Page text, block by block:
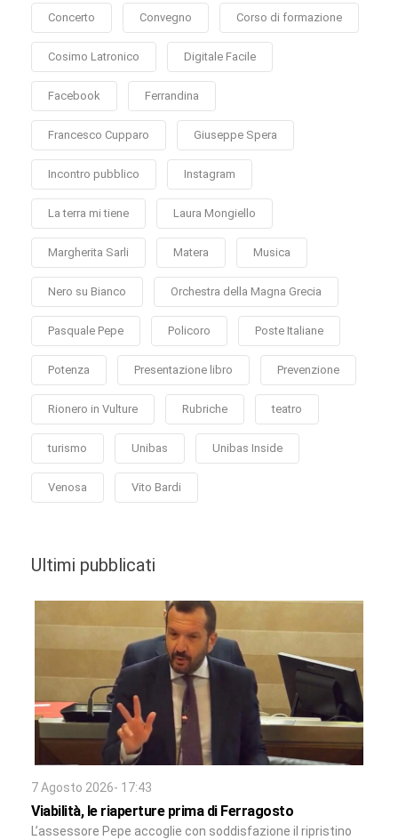
Concerto Convegno Corso di formazione
Cosimo Latronico Digitale Facile
Facebook Ferrandina
Francesco Cupparo Giuseppe Spera
Incontro pubblico Instagram
La terra mi tiene Laura Mongiello
Margherita Sarli Matera Musica
Nero su Bianco Orchestra della Magna Grecia
Pasquale Pepe Policoro Poste Italiane
Potenza Presentazione libro Prevenzione
Rionero in Vulture Rubriche teatro
turismo Unibas Unibas Inside
Venosa Vito Bardi
Ultimi pubblicati
7 Agosto 2026- 17:43
Viabilità, le riaperture prima di Ferragosto
L’assessore Pepe accoglie con soddisfazione il ripristino